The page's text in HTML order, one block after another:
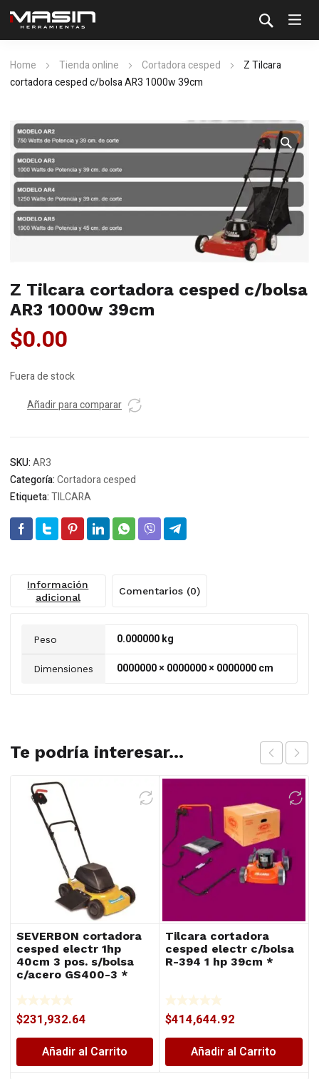
Home Tienda online Cortadora cesped
Z Tilcara
cortadora cesped c/bolsa AR3 1000w 39cm
Z Tilcara cortadora cesped c/bolsa
AR3 1000w 39cm
$0.00
Fuera de stock
Añadir para comparar
SKU:AR3
Categoría:Cortadora cesped
Etiqueta:TILCARA
Información
adicional
Comentarios (0)
Peso 0.000000 kg
Dimensiones 0000000 × 0000000 × 0000000 cm
Te podría interesar...
SEVERBON cortadora
cesped electr 1hp
40cm 3 pos. s/bolsa
c/acero GS400-3 *
$231,932.64
Añadir al Carrito
Tilcara cortadora
cesped electr c/bolsa
R-394 1 hp 39cm *
$414,644.92
Añadir al Carrito